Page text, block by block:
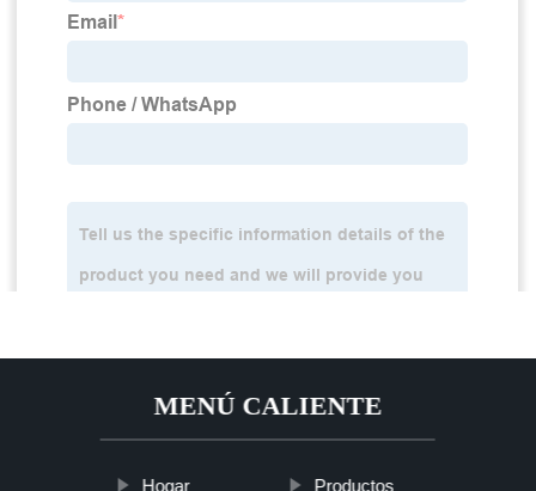
MENÚ CALIENTE
Hogar Productos